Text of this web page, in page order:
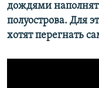
дождями
полуострова. Для
хотят перегнать